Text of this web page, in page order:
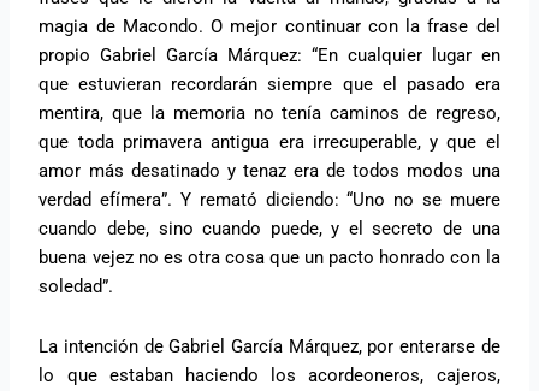
magia de Macondo. O mejor continuar con la frase del
propio Gabriel García Márquez: “En cualquier lugar en
que estuvieran recordarán siempre que el pasado era
mentira, que la memoria no tenía caminos de regreso,
que toda primavera antigua era irrecuperable, y que el
amor más desatinado y tenaz era de todos modos una
verdad efímera”. Y remató diciendo: “Uno no se muere
cuando debe, sino cuando puede, y el secreto de una
buena vejez no es otra cosa que un pacto honrado con la
soledad”.
La intención de Gabriel García Márquez, por enterarse de
lo que estaban haciendo los acordeoneros, cajeros,